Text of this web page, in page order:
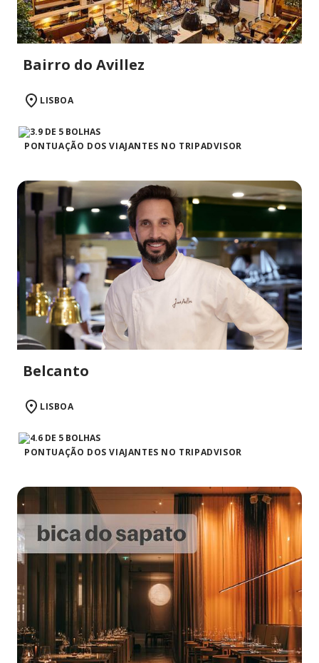
Bairro do Avillez
LISBOA
PONTUAÇÃO DOS VIAJANTES NO TRIPADVISOR
Belcanto
LISBOA
PONTUAÇÃO DOS VIAJANTES NO TRIPADVISOR